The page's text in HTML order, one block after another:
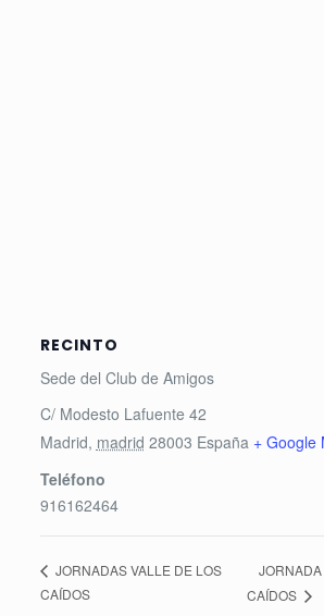
RECINTO
Sede del Club de Amigos
C/ Modesto Lafuente 42
Madrid, madrid 28003 España + Google
Teléfono
916162464
JORNADAS VALLE DE LOS
CAÍDOS
CAÍDOS